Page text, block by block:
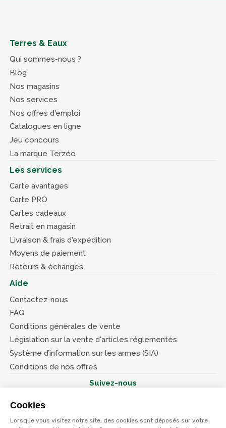
Cookies
Lorsque vous visitez notre site, des cookies sont déposés sur votre
Terres & Eaux
Qui sommes-nous ?
Blog
Nos magasins
Nos services
Nos offres d'emploi
Catalogues en ligne
Jeu concours
La marque Terzéo
Les services
Carte avantages
Carte PRO
Cartes cadeaux
Retrait en magasin
Livraison & frais d'expédition
Moyens de paiement
Retours & échanges
Aide
Contactez-nous
FAQ
Conditions générales de vente
Législation sur la vente d'articles réglementés
Système d’information sur les armes (SIA)
Conditions de nos offres
Suivez-nous